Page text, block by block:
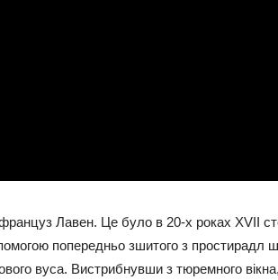
Лавен. Це було в 20-х роках XVII
попередньо зшитого з простирадл
вуса. Вистрибнувши з тюремного